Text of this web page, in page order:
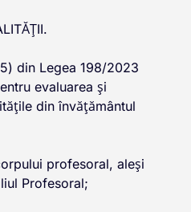
din Legea 198/2023
evaluarea și
din învățământul
profesoral, aleși
Profesoral;